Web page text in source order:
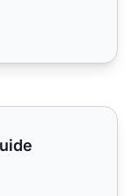
avec clauses